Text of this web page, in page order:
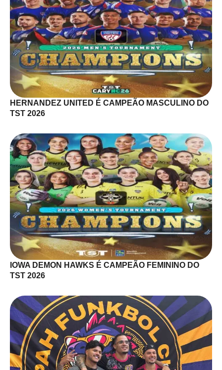
HERNANDEZ UNITED É CAMPEÃO MASCULINO DO
TST 2026
IOWA DEMON HAWKS É CAMPEÃO FEMININO DO
TST 2026